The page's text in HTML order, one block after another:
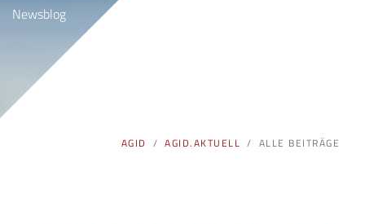
Newsblog
AGID AGID.AKTUELL ALLE BEITRÄGE